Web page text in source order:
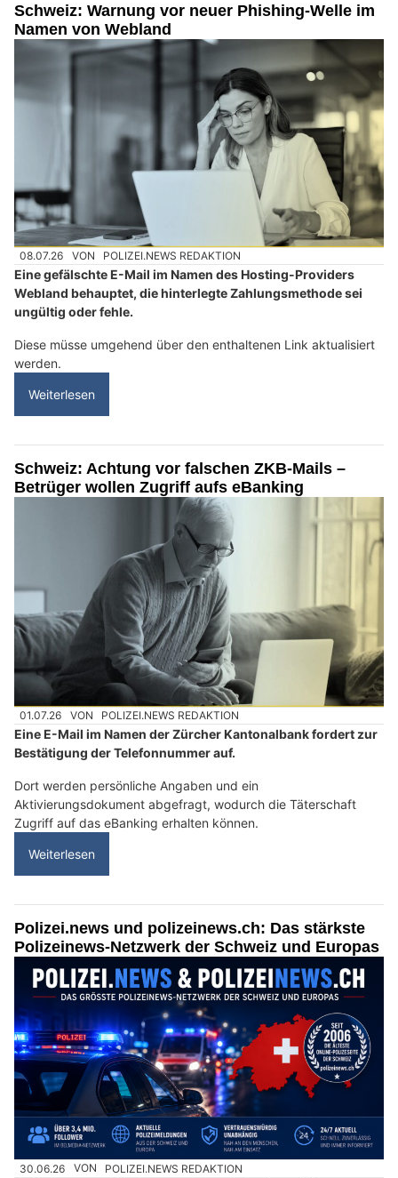
Schweiz: Warnung vor neuer Phishing-Welle im
Namen von Webland
08.07.26 VON POLIZEI.NEWS REDAKTION
Eine gefälschte E-Mail im Namen des Hosting-Providers
Webland behauptet, die hinterlegte Zahlungsmethode sei
ungültig oder fehle.
Diese müsse umgehend über den enthaltenen Link aktualisiert
werden.
Weiterlesen
Schweiz: Achtung vor falschen ZKB-Mails –
Betrüger wollen Zugriff aufs eBanking
01.07.26 VON POLIZEI.NEWS REDAKTION
Eine E-Mail im Namen der Zürcher Kantonalbank fordert zur
Bestätigung der Telefonnummer auf.
Dort werden persönliche Angaben und ein
Aktivierungsdokument abgefragt, wodurch die Täterschaft
Zugriff auf das eBanking erhalten können.
Weiterlesen
Polizei.news und polizeinews.ch: Das stärkste
Polizeinews-Netzwerk der Schweiz und Europas
30.06.26 VON POLIZEI.NEWS REDAKTION